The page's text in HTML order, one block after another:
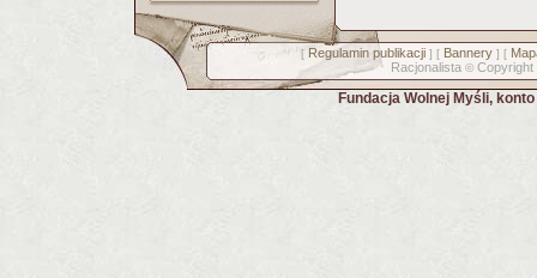
[ Regulamin publikacji] [ Bannery] [
Racjonalista © Copyright
Fundacja Wolnej Myśli,